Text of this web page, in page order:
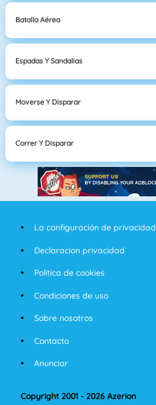
Batalla Aérea
Espadas Y Sandalias
Moverse Y Disparar
Correr Y Disparar
La configuración de privacidad
Declaracion privacidad
Politica de cookies
Condiciones de uso
Sobre nosotros
Contacto
Anunciar
Copyright 2001 - 2026 Azerion